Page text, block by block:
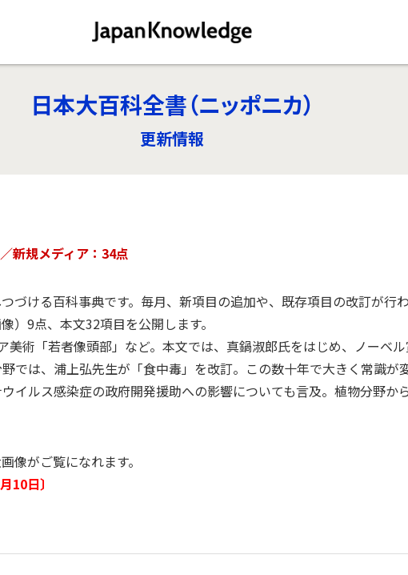
日本大百科全書（ニッポニカ）
更新情報
新規メディア：34点
づける百科事典です。毎月、新項目の追加や、既存項目の改訂が行わ
）9点、本文32項目を公開します。
美術「若者像頭部」など。本文では、真鍋淑郎氏をはじめ、ノーベ
では、浦上弘先生が「食中毒」を改訂。この数十年で大きく常識が
イルス感染症の政府開発援助への影響についても言及。植物分野か
像がご覧になれます。
10日〕